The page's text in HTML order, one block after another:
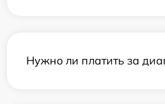
Нужно ли платить за